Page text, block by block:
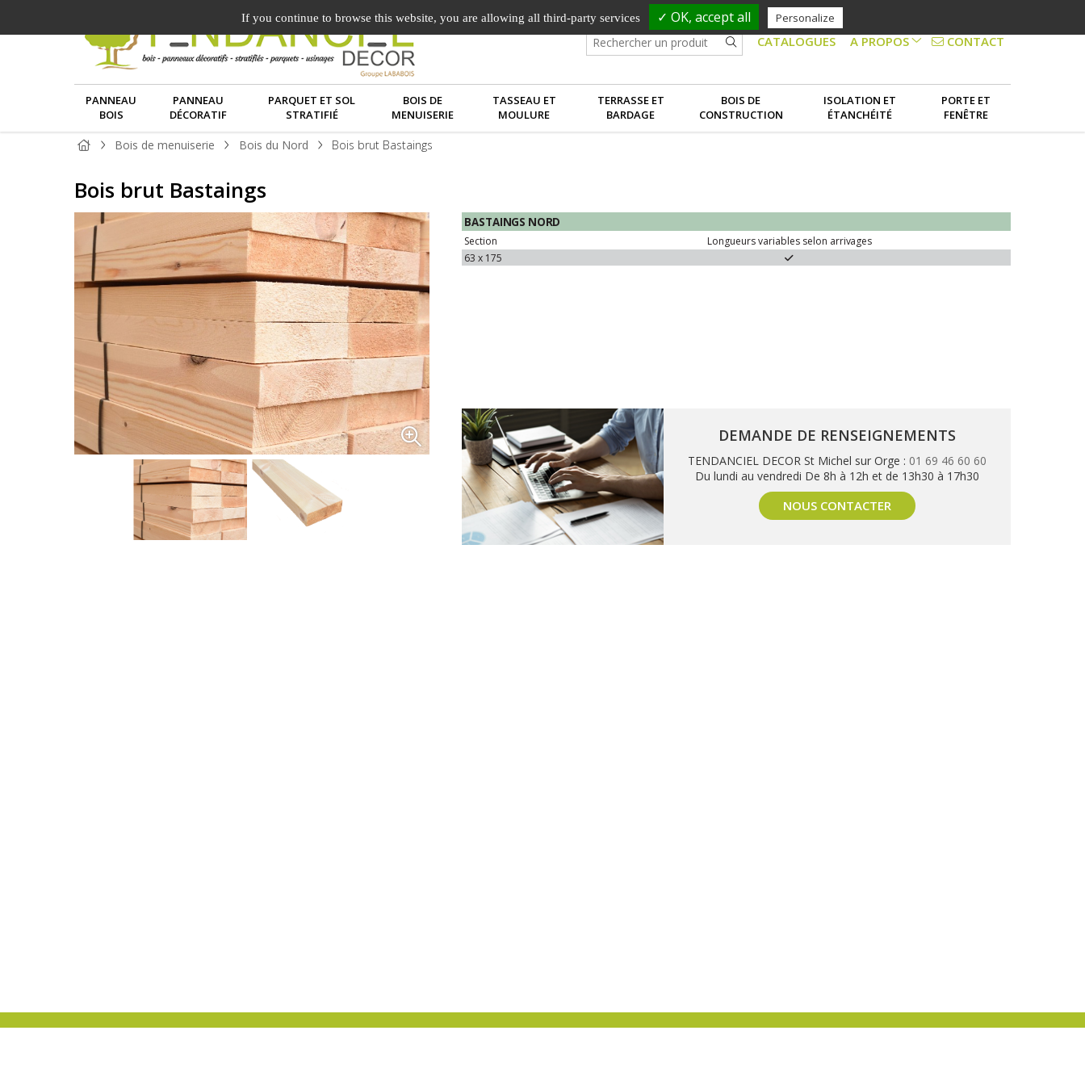
CATALOGUES A PROPOS
NOS SERVICES
LE GROUPE
CONTACT
PANNEAU
BOIS
PANNEAU
DÉCORATIF
PARQUET ET SOL
STRATIFIÉ
BOIS DE
MENUISERIE
TASSEAU ET
MOULURE
TERRASSE ET
BARDAGE
BOIS DE
CONSTRUCTION
ISOLATION ET
ÉTANCHÉITÉ
PORTE ET
FENÊTRE
Bois de menuiserie Bois du Nord Bois brut Bastaings
Bois brut Bastaings
BASTAINGS NORD
Section Longueurs variables selon arrivages
63 x 175
DEMANDE DE RENSEIGNEMENTS
TENDANCIEL DECOR St Michel sur Orge : 01 69 46 60 60
Du lundi au vendredi De 8h à 12h et de 13h30 à 17h30
NOUS CONTACTER
If you continue to browse this website, you are allowing all third-party services ✓ OK, accept all Personalize